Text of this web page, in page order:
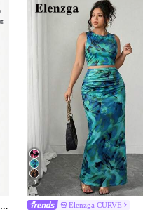
4
Elenzga CURVE